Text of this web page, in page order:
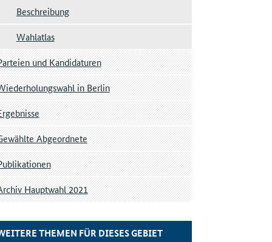
Beschreibung
Wahlatlas
und Kandidaturen
in Berlin
Abgeordnete
Hauptwahl 2021
THEMEN FÜR DIESES GEBIET